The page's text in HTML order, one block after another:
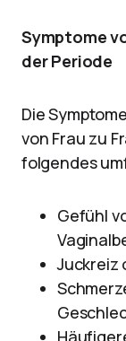
Symptome
der Periode
Die
von Frau zu
folgendes
Gefühl
Juckreiz